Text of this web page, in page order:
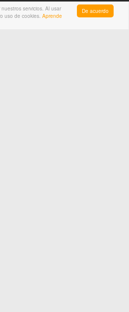
De acuerdo
servicios. Al usar
uso de cookies. Aprende
que estás de acuerdo con los
y política de privacidad.
a operadores, así como